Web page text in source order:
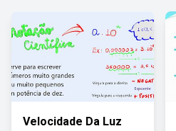
Velocidade Da Luz